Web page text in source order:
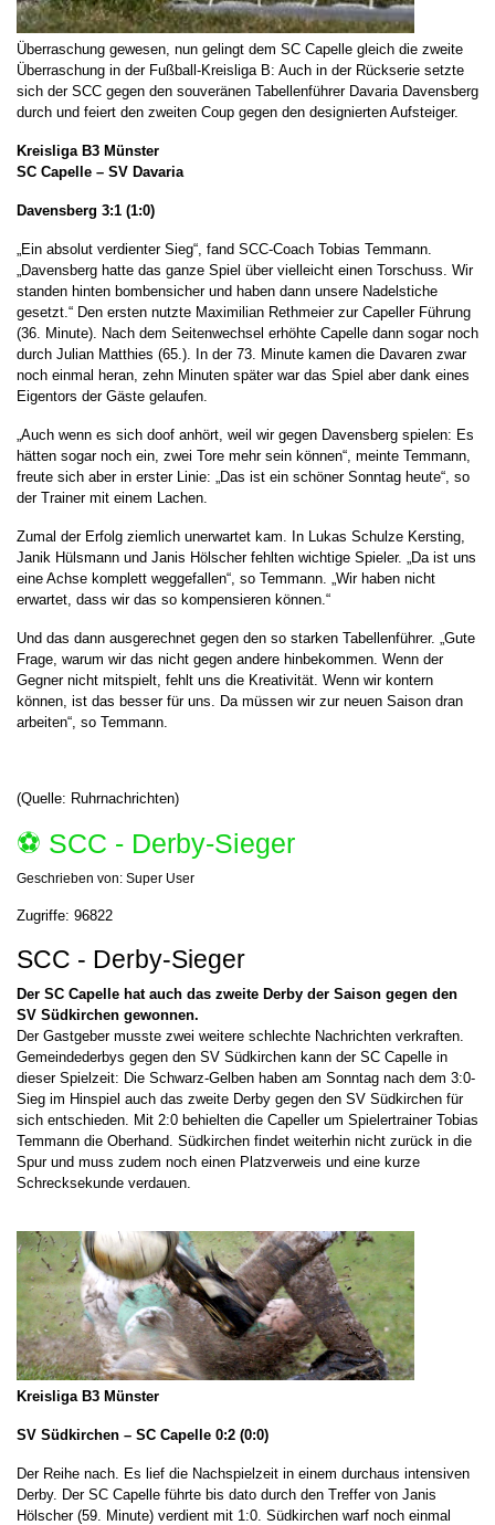
Überraschung gewesen, nun gelingt dem SC Capelle gleich die zweite
Überraschung in der Fußball-Kreisliga B: Auch in der Rückserie setzte
sich der SCC gegen den souveränen Tabellenführer Davaria Davensberg
durch und feiert den zweiten Coup gegen den designierten Aufsteiger.
Kreisliga B3 Münster
SC Capelle – SV Davaria
Davensberg 3:1 (1:0)
„Ein absolut verdienter Sieg“, fand SCC-Coach Tobias Temmann.
„Davensberg hatte das ganze Spiel über vielleicht einen Torschuss. Wir
standen hinten bombensicher und haben dann unsere Nadelstiche
gesetzt.“ Den ersten nutzte Maximilian Rethmeier zur Capeller Führung
(36. Minute). Nach dem Seitenwechsel erhöhte Capelle dann sogar noch
durch Julian Matthies (65.). In der 73. Minute kamen die Davaren zwar
noch einmal heran, zehn Minuten später war das Spiel aber dank eines
Eigentors der Gäste gelaufen.
„Auch wenn es sich doof anhört, weil wir gegen Davensberg spielen: Es
hätten sogar noch ein, zwei Tore mehr sein können“, meinte Temmann,
freute sich aber in erster Linie: „Das ist ein schöner Sonntag heute“, so
der Trainer mit einem Lachen.
Zumal der Erfolg ziemlich unerwartet kam. In Lukas Schulze Kersting,
Janik Hülsmann und Janis Hölscher fehlten wichtige Spieler. „Da ist uns
eine Achse komplett weggefallen“, so Temmann. „Wir haben nicht
erwartet, dass wir das so kompensieren können.“
Und das dann ausgerechnet gegen den so starken Tabellenführer. „Gute
Frage, warum wir das nicht gegen andere hinbekommen. Wenn der
Gegner nicht mitspielt, fehlt uns die Kreativität. Wenn wir kontern
können, ist das besser für uns. Da müssen wir zur neuen Saison dran
arbeiten“, so Temmann.
(Quelle: Ruhrnachrichten)
⚽️ SCC - Derby-Sieger
Geschrieben von: Super User
Zugriffe: 96822
SCC - Derby-Sieger
Der SC Capelle hat auch das zweite Derby der Saison gegen den
SV Südkirchen gewonnen.
Der Gastgeber musste zwei weitere schlechte Nachrichten verkraften.
Gemeindederbys gegen den SV Südkirchen kann der SC Capelle in
dieser Spielzeit: Die Schwarz-Gelben haben am Sonntag nach dem 3:0-
Sieg im Hinspiel auch das zweite Derby gegen den SV Südkirchen für
sich entschieden. Mit 2:0 behielten die Capeller um Spielertrainer Tobias
Temmann die Oberhand. Südkirchen findet weiterhin nicht zurück in die
Spur und muss zudem noch einen Platzverweis und eine kurze
Schrecksekunde verdauen.
Kreisliga B3 Münster
SV Südkirchen – SC Capelle 0:2 (0:0)
Der Reihe nach. Es lief die Nachspielzeit in einem durchaus intensiven
Derby. Der SC Capelle führte bis dato durch den Treffer von Janis
Hölscher (59. Minute) verdient mit 1:0. Südkirchen warf noch einmal